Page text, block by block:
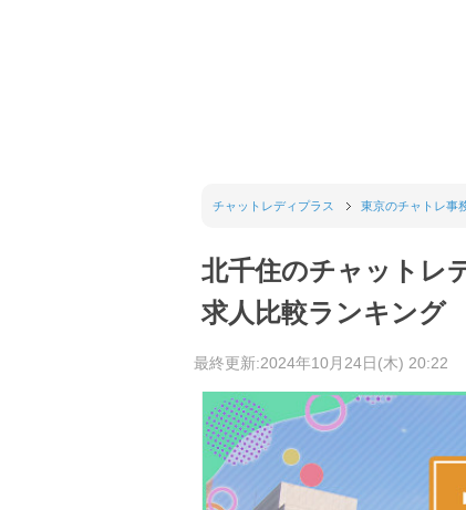
チャットレディプラス 東京のチャトレ事
北千住のチャットレ
求人比較ランキング
最終更新:2024年10月24日(木) 20:22